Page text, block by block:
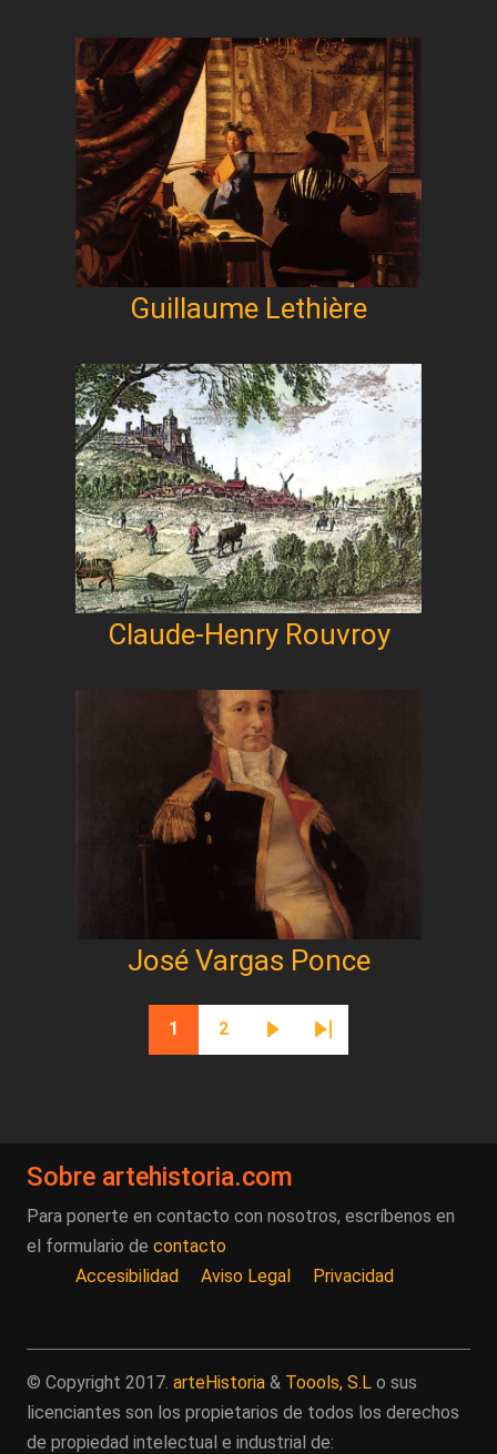
Guillaume Lethière
Claude-Henry Rouvroy
José Vargas Ponce
Página actual
1
Página
2
Siguiente página
Última página
Sobre artehistoria.com
Para ponerte en contacto con nosotros, escríbenos en
el formulario de contacto
Accesibilidad
Aviso Legal Privacidad
© Copyright 2017. arteHistoria & Toools, S.L o sus
licenciantes son los propietarios de todos los derechos
de propiedad intelectual e industrial de: